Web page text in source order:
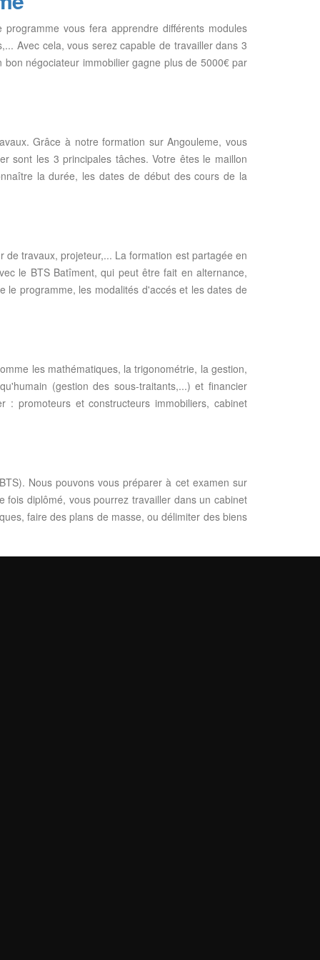
vous fera apprendre différents modules
Avec cela, vous serez capable de travailler dans 3
négociateur immobilier gagne plus de 5000€ par
Grâce à notre formation sur Angouleme, vous
sont les 3 principales tâches. Votre êtes le maillon
la durée, les dates de début des cours de la
travaux, projeteur,... La formation est partagée en
le BTS Batîment, qui peut être fait en alternance,
le programme, les modalités d'accés et les dates de
les mathématiques, la trigonométrie, la gestion,
(gestion des sous-traitants,...) et financier
: promoteurs et constructeurs immobiliers, cabinet
Nous pouvons vous préparer à cet examen sur
diplômé, vous pourrez travailler dans un cabinet
faire des plans de masse, ou délimiter des biens